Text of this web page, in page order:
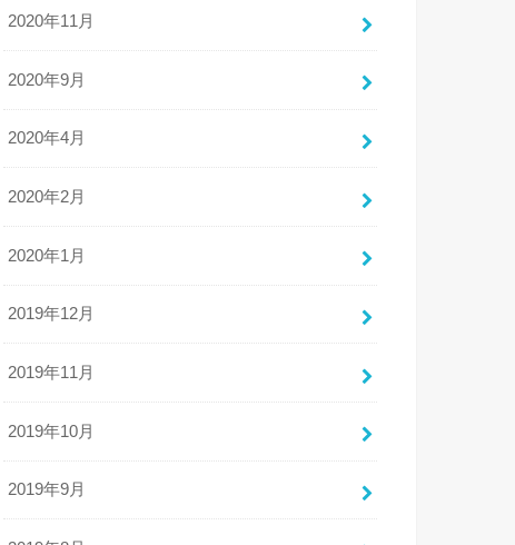
2020年11月
2020年9月
2020年4月
2020年2月
2020年1月
2019年12月
2019年11月
2019年10月
2019年9月